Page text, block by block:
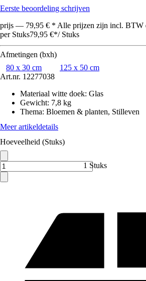
Eerste beoordeling schrijven
prijs — 79,95 € * Alle prijzen zijn incl. BTW
per Stuks79,95 €*/ Stuks
Afmetingen (bxh)
80 x 30 cm
125 x 50 cm
Art.nr. 12277038
Materiaal witte doek: Glas
Gewicht: 7,8 kg
Thema: Bloemen & planten, Stilleven
Meer artikeldetails
Hoeveelheid (Stuks)
1 Stuks